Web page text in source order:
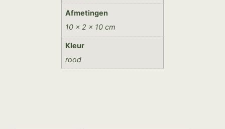
Afmetingen
10 × 2 × 10 cm
Kleur
rood